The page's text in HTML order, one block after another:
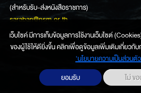
(สำหรับรับ-ส่งหนังสือราชการ)
saraban@nsm.or.th
เว็บไซค์ มีการเก็บข้อมูลการใช้งานเว็บไซต์
ของผู้ใช้ให้ดียิ่งขึ้น คลิกเพื่อดูข้อมูลเพิ่มเติมเกี่ยวกับ
‘นโยบายความเป็นส่วนตั
ยอมรับ
ไม่ ข